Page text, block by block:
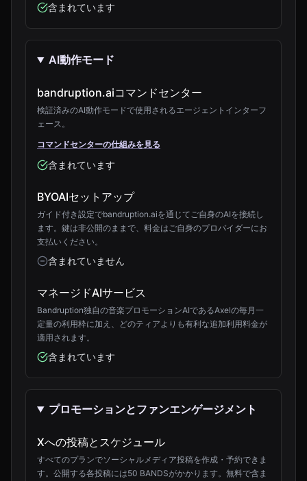
含まれています
AI動作モード
bandruption.aiコマンドセンター
検証済みのAI動作モードで使用されるエージェントインターフ
ェース。
コマンドセンターの仕組みを見る
含まれています
BYOAIセットアップ
ガイド付き設定でbandruption.aiを通じてご自身のAIを接続し
ます。鍵は非公開のままで、料金はご自身のプロバイダーにお
支払いください。
含まれていません
マネージドAIサービス
Bandruption独自の音楽プロモーションAIであるAxelの毎月一
定量の利用枠に加え、どのティアよりも有利な追加利用料金が
適用されます。
含まれています
プロモーションとファンエンゲージメント
Xへの投稿とスケジュール
すべてのプランでソーシャルメディア投稿を作成・予約できま
す。公開する各投稿には50 BANDSがかかります。無料で含ま